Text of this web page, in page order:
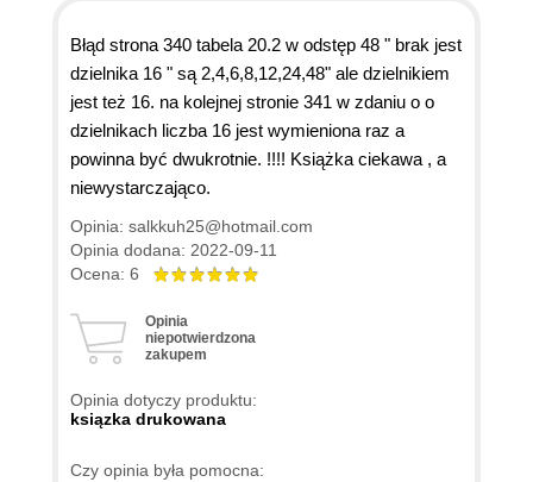
Błąd strona 340 tabela 20.2 w odstęp 48 " brak jest
dzielnika 16 " są 2,4,6,8,12,24,48" ale dzielnikiem
jest też 16. na kolejnej stronie 341 w zdaniu o o
dzielnikach liczba 16 jest wymieniona raz a
powinna być dwukrotnie. !!!! Książka ciekawa , a
niewystarczająco.
Opinia: salkkuh25@hotmail.com
Opinia dodana: 2022-09-11
Ocena: 6
Opinia
niepotwierdzona
zakupem
Opinia dotyczy produktu:
ksiązka drukowana
Czy opinia była pomocna: